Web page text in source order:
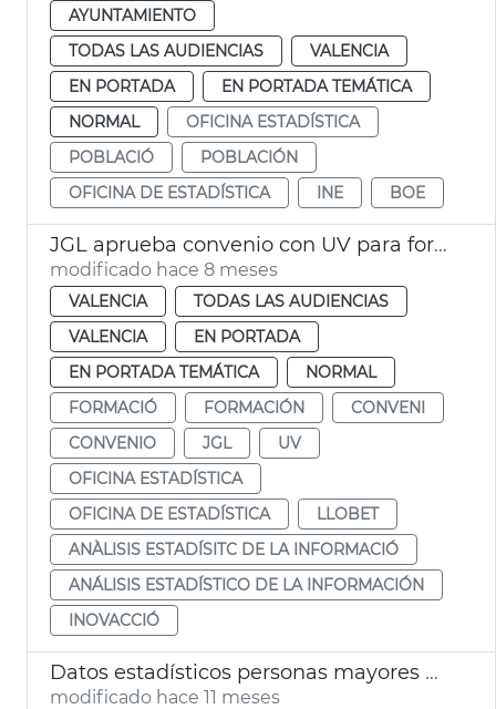
AYUNTAMIENTO
TODAS LAS AUDIENCIAS
VALENCIA
EN PORTADA
EN PORTADA TEMÁTICA
NORMAL
OFICINA ESTADÍSTICA
POBLACIÓ
POBLACIÓN
OFICINA DE ESTADÍSTICA
INE BOE
JGL aprueba convenio con UV para formación análisis estadístico de la información
modificado hace 8 meses
VALENCIA
TODAS LAS AUDIENCIAS
VALENCIA
EN PORTADA
EN PORTADA TEMÁTICA
NORMAL
FORMACIÓ
FORMACIÓN
CONVENI
CONVENIO
JGL
UV
OFICINA ESTADÍSTICA
OFICINA DE ESTADÍSTICA
LLOBET
ANÀLISIS ESTADÍSITC DE LA INFORMACIÓ
ANÁLISIS ESTADÍSTICO DE LA INFORMACIÓN
INOVACCIÓ
Datos estadísticos personas mayores València
modificado hace 11 meses